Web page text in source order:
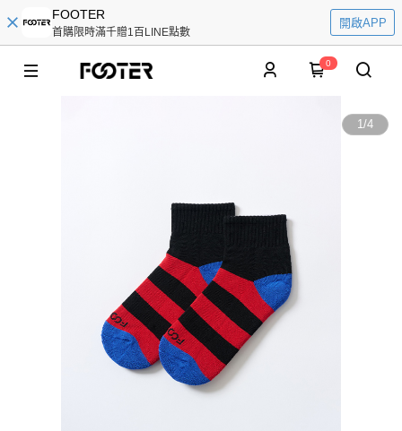
FOOTER
首購限時滿千贈1百LINE點數
開啟APP
0
1/4